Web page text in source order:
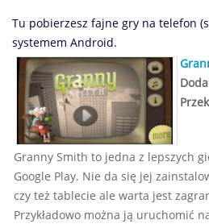
Tu pobierzesz fajne gry na telefon
systemem Android.
Granny Smith to jedna z lepszych
Google Play. Nie da się jej
czy też tablecie ale warta jest
Przykładowo można ją uruchomić